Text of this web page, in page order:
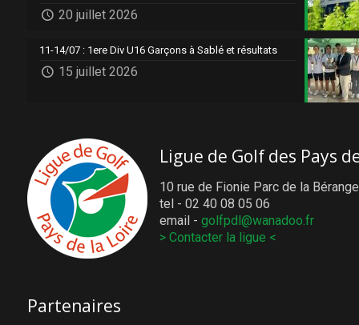
20 juillet 2026
11-14/07 : 1ere Div U16 Garçons à Sablé et résultats
15 juillet 2026
Ligue de Golf des Pays
10 rue de Fionie Parc de la
tel - 02 40 08 05 06
email - golfpdl@wanadoo.fr
> Contacter la ligue <
Partenaires